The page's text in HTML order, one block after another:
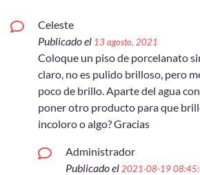
Celeste
Publicado el 13 agosto, 2021
Coloque un piso de porcelanato
claro, no es pulido brilloso, pero
poco de brillo. Aparte del agua
poner otro producto para que
incoloro o algo? Gracias
Administrador
Publicado el 2021-08-19